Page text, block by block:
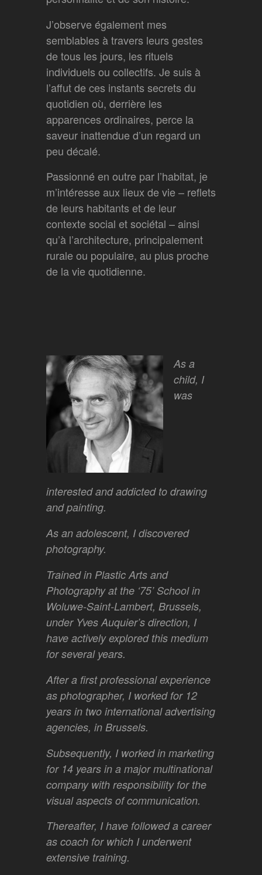
J’observe également mes
semblables à travers leurs gestes
de tous les jours, les rituels
individuels ou collectifs. Je suis à
l’affut de ces instants secrets du
quotidien où, derrière les
apparences ordinaires, perce la
saveur inattendue d’un regard un
peu décalé.
Passionné en outre par l’habitat, je
m’intéresse aux lieux de vie – reflets
de leurs habitants et de leur
contexte social et sociétal – ainsi
qu’à l’architecture, principalement
rurale ou populaire, au plus proche
de la vie quotidienne.
As a
child, I
was
interested and addicted to drawing
and painting.
As an adolescent, I discovered
photography.
Trained in Plastic Arts and
Photography at the ‘75’ School in
Woluwe-Saint-Lambert, Brussels,
under Yves Auquier’s direction, I
have actively explored this medium
for several years.
After a first professional experience
as photographer, I worked for 12
years in two international advertising
agencies, in Brussels.
Subsequently, I worked in marketing
for 14 years in a major multinational
company with responsibility for the
visual aspects of communication.
Thereafter, I have followed a career
as coach for which I underwent
extensive training.